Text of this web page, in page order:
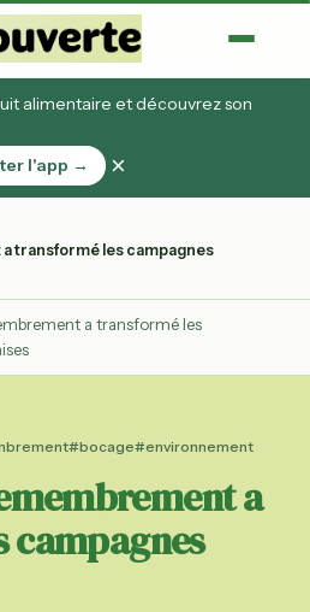
alimentaire et découvrez son
l'app →
×
transformé les campagnes
a transformé les
#bocage#environnement
a
campagnes